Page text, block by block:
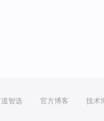
智选 官方博客 技术